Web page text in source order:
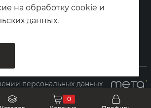
0
2026
персональных данных
на обработку cookie и
данных.